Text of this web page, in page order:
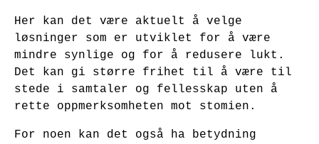
Her kan det være aktuelt å velge
løsninger som er utviklet for å være
mindre synlige og for å redusere lukt.
Det kan gi større frihet til å være til
stede i samtaler og fellesskap uten å
rette oppmerksomheten mot stomien.
For noen kan det også ha betydning